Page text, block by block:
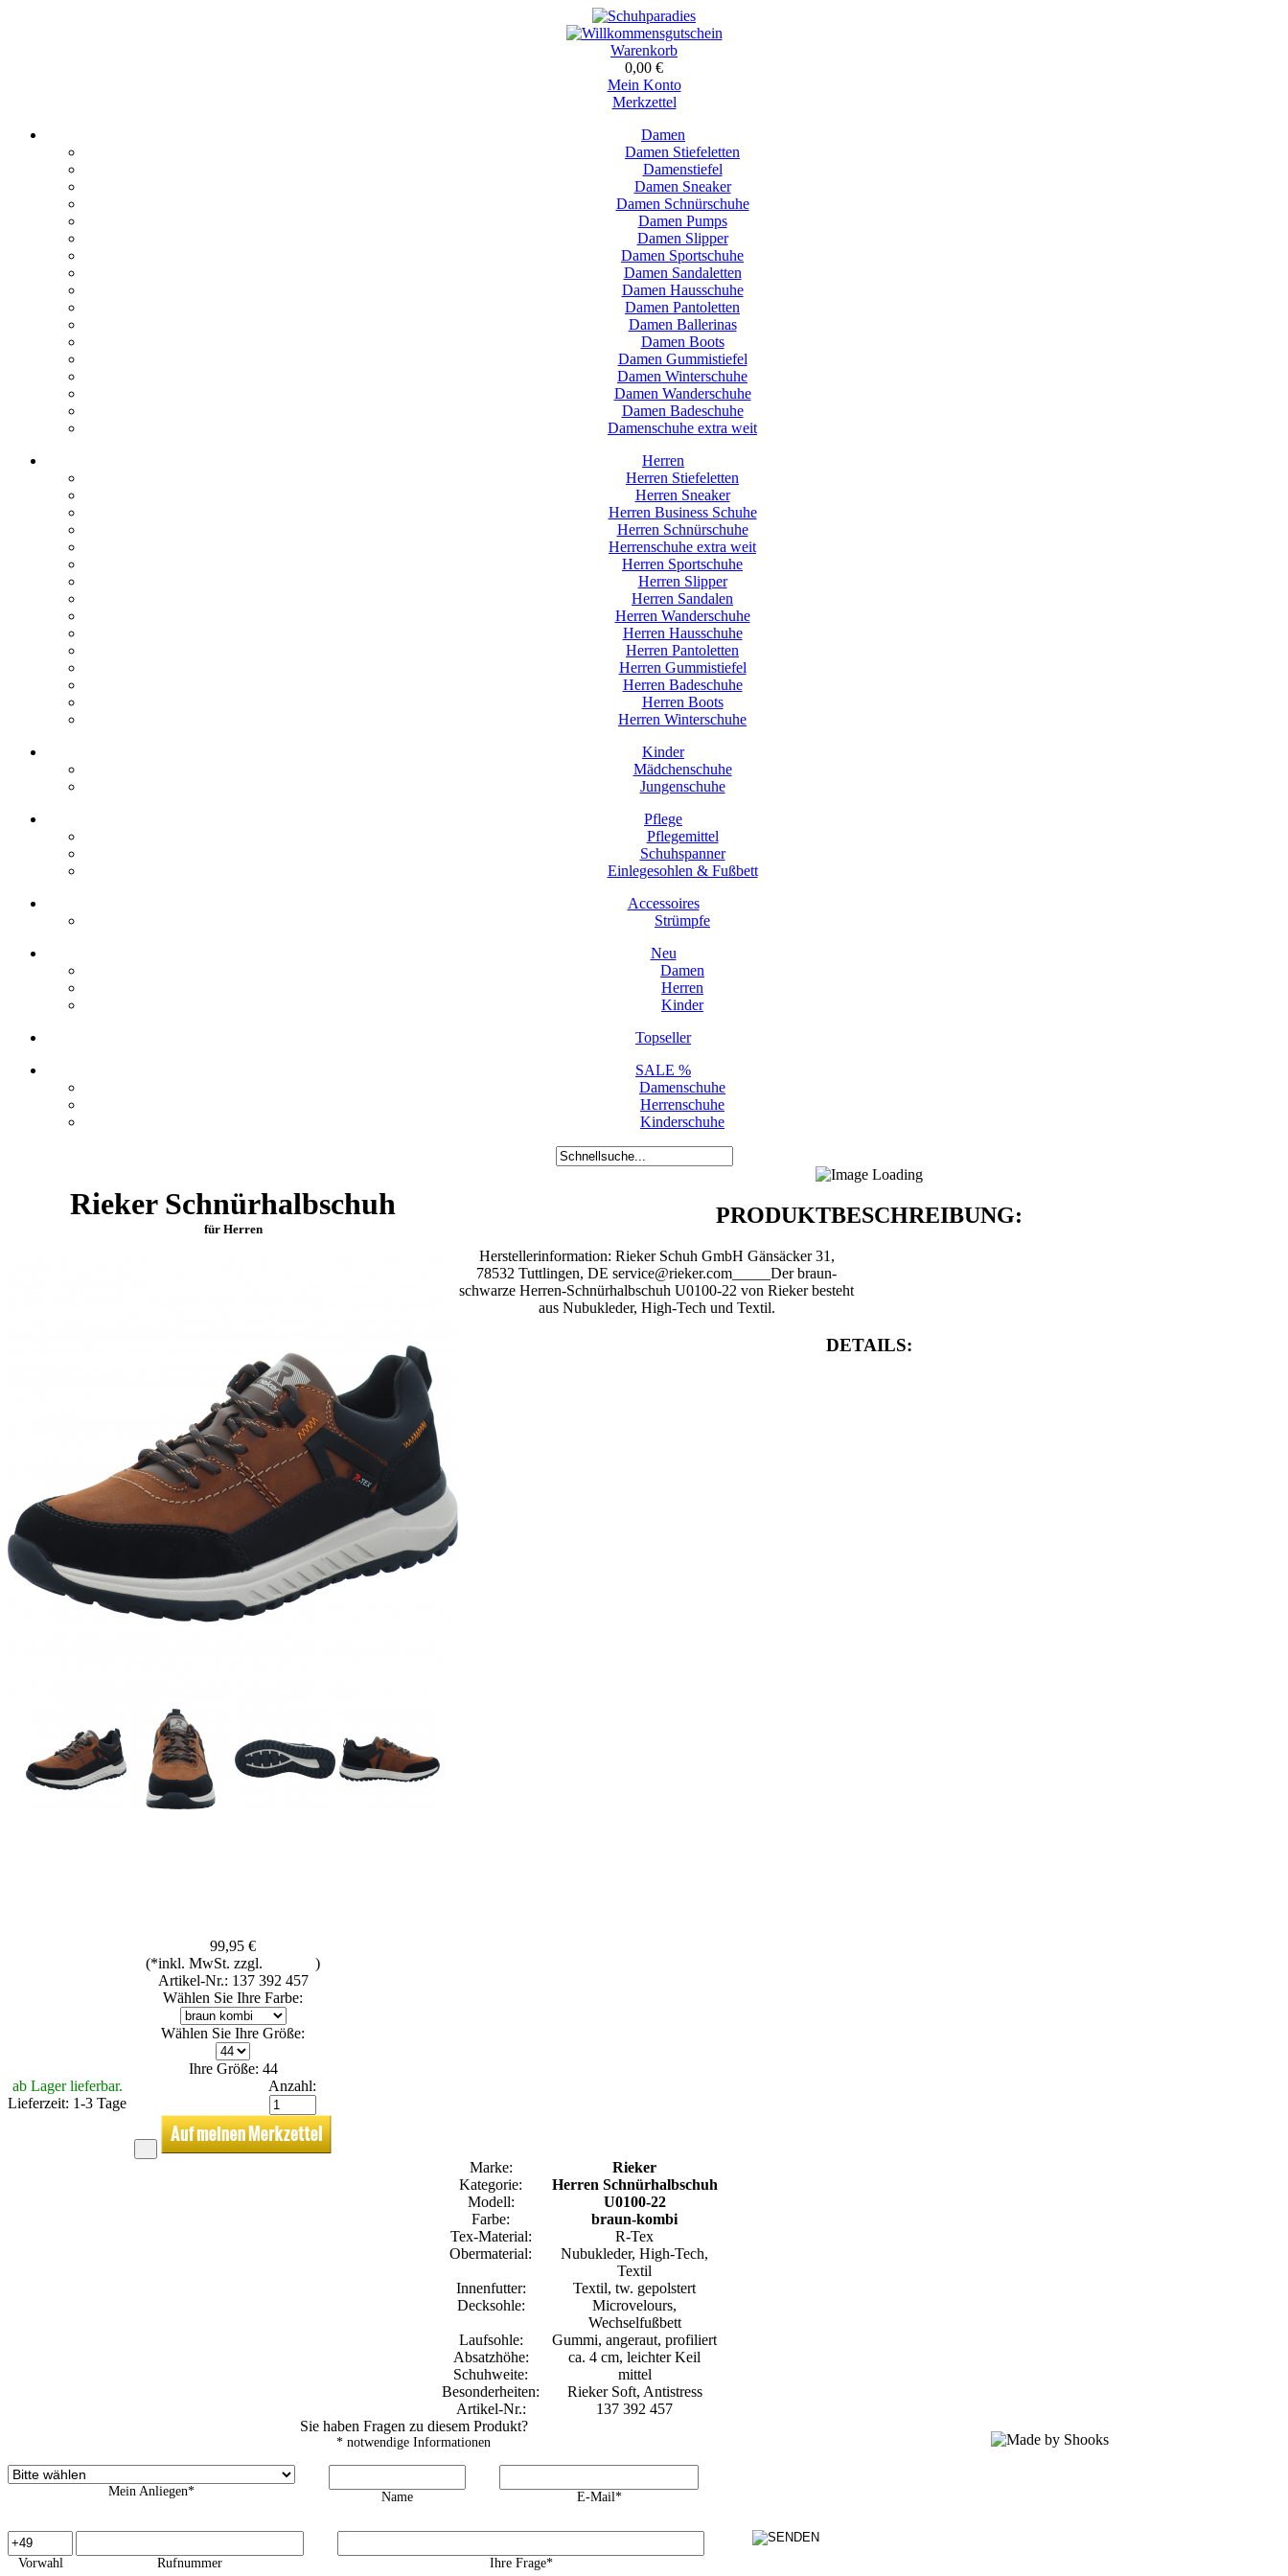
Warenkorb
0,00 €
Mein Konto
Merkzettel
Damen
Damen Stiefeletten
Damenstiefel
Damen Sneaker
Damen Schnürschuhe
Damen Pumps
Damen Slipper
Damen Sportschuhe
Damen Sandaletten
Damen Hausschuhe
Damen Pantoletten
Damen Ballerinas
Damen Boots
Damen Gummistiefel
Damen Winterschuhe
Damen Wanderschuhe
Damen Badeschuhe
Damenschuhe extra weit
Herren
Herren Stiefeletten
Herren Sneaker
Herren Business Schuhe
Herren Schnürschuhe
Herrenschuhe extra weit
Herren Sportschuhe
Herren Slipper
Herren Sandalen
Herren Wanderschuhe
Herren Hausschuhe
Herren Pantoletten
Herren Gummistiefel
Herren Badeschuhe
Herren Boots
Herren Winterschuhe
Kinder
Mädchenschuhe
Jungenschuhe
Pflege
Pflegemittel
Schuhspanner
Einlegesohlen & Fußbett
Accessoires
Strümpfe
Neu
Damen
Herren
Kinder
Topseller
SALE %
Damenschuhe
Herrenschuhe
Kinderschuhe
Rieker Schnürhalbschuh
für Herren
99,95 €
(*inkl. MwSt. zzgl.
)
Artikel-Nr.: 137 392 457
Wählen Sie Ihre Farbe:
Wählen Sie Ihre Größe:
Ihre Größe: 44
ab Lager lieferbar.
Lieferzeit: 1-3 Tage
Anzahl:
PRODUKTBESCHREIBUNG:
Herstellerinformation: Rieker Schuh GmbH Gänsäcker 31,
78532 Tuttlingen, DE service@rieker.com_____Der braun-
schwarze Herren-Schnürhalbschuh U0100-22 von Rieker besteht
aus Nubukleder, High-Tech und Textil.
DETAILS:
Marke:
Rieker
Kategorie:
Herren Schnürhalbschuh
Modell:
U0100-22
Farbe:
braun-kombi
Tex-Material:
R-Tex
Obermaterial:
Nubukleder, High-Tech,
Textil
Innenfutter:
Textil, tw. gepolstert
Decksohle:
Microvelours,
Wechselfußbett
Laufsohle:
Gummi, angeraut, profiliert
Absatzhöhe:
ca. 4 cm, leichter Keil
Schuhweite:
mittel
Besonderheiten:
Rieker Soft, Antistress
Artikel-Nr.:
137 392 457
Sie haben Fragen zu diesem Produkt?
* notwendige Informationen
Mein Anliegen* Name E-Mail*
Vorwahl Rufnummer Ihre Frage*